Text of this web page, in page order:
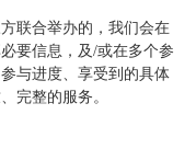
联合举办的，我们会在
要信息，及/或在多个参
与进度、享受到的具体
完整的服务。